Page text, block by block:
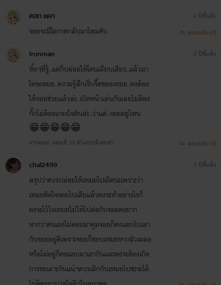
ตลก แดก
จอยจะมีโอกาศกลับมาไหมคับ
3 ปีที่แล้ว
ตอบกลับ (7)
Ironman
ทั้งๆที่รู้..แต่ก็ปล่อยให้โดนเสียบเสียว..แล้วมา
โทษเหมย..ความรู้สึกเจ็บจี๊ดของเหมย..คงต้อง
ให้จอยช่วยแล้วล่ะ..เปิดหน้าเล่นกันเลยไม่ต้อง
กั๊กไม่ต้องเกรงใจดันล่ะ..ว่าแต่..จอยอยู่ไหน
😁😁😁😁😁
จากตอน: ตอนที่ 23 ทำแบบที่เคยทำ
3 ปีที่แล้ว
ตอบกลับ (1)
chal2499
สรุปว่าควรปล่อยให้เหมยไปเถิดนะเพราะว่า
เหมยติดใจจอยไปเสียแล้วคงจะทำอย่างไรก็
คงจะไว้ใจเหมยไม่ให้ไปล่อกับจอยคงยาก
หากว่าตนเองไม่คอยมาคุมจอยก็คงแอบไปเอา
กับจอยอยู่ดีเพราะจอยก็ชอบเหมยหากผัวเผลอ
หรือไม่อยู่ก็คงแอบมาเอากันและคงจะต้องเกิด
การทะเลาะกันแน่ๆควรเลิกกับเหมยไปซะจะได้
3 ปีที่แล้ว